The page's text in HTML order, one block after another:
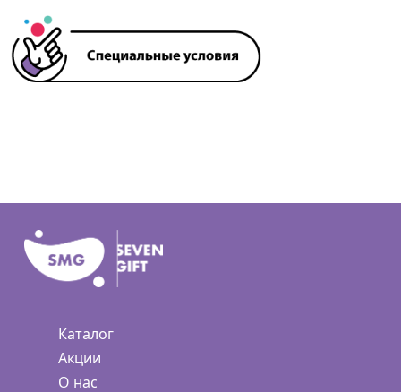
Каталог
Акции
О нас